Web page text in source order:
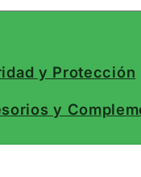
y Protección
y